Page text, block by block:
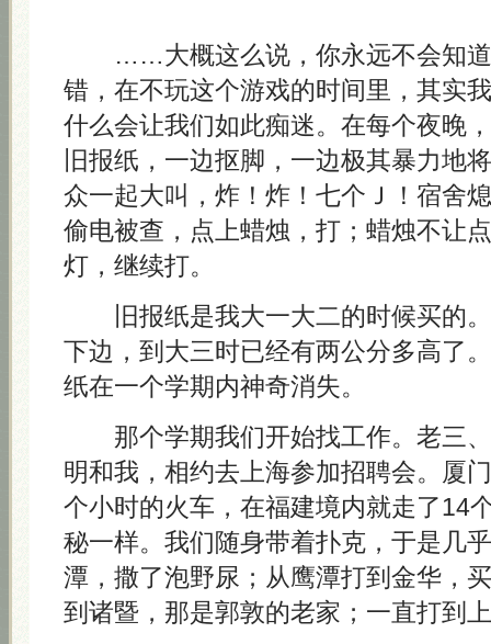
……大概这么说，你永远不会知道
错，在不玩这个游戏的时间里，其实
什么会让我们如此痴迷。在每个夜晚
旧报纸，一边抠脚，一边极其暴力地
众一起大叫，炸！炸！七个Ｊ！宿舍
偷电被查，点上蜡烛，打；蜡烛不让
灯，继续打。
旧报纸是我大一大二的时候买的
下边，到大三时已经有两公分多高了
纸在一个学期内神奇消失。
那个学期我们开始找工作。老三、
明和我，相约去上海参加招聘会。厦
个小时的火车，在福建境内就走了14
秘一样。我们随身带着扑克，于是几
潭，撒了泡野尿；从鹰潭打到金华，
到诸暨，那是郭敦的老家；一直打到